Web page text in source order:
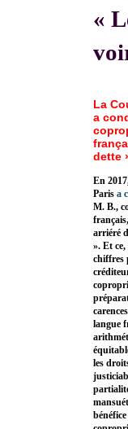
«
La
a
dette
En
Paris a
M. B.,
arriéré
». Et
chiffres
langue
les